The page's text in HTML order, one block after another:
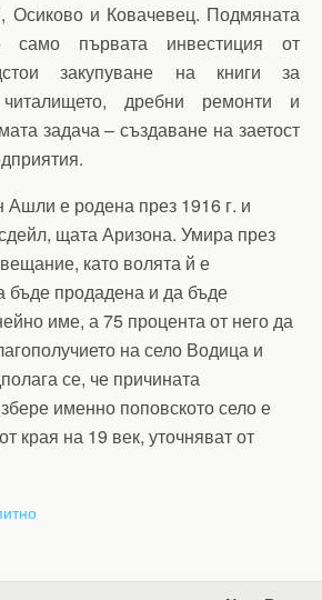
Осиково и Ковачевец. Подмяната
само първата инвестиция от
закупуване на книги за
дребни ремонти и
задача – създаване на заетост
Ашли е родена през 1916 г. и
щата Аризона. Умира през
като волята й е
бъде продадена и да бъде
име, а 75 процента от него да
на село Водица и
се, че причината
именно поповското село е
края на 19 век, уточняват от